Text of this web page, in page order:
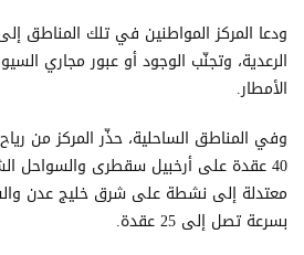
ودعا المركز المواطنين في تلك المناطق
الرعدية، وتجنّب الوجود أو عبور مجاري
الأمطار.
وفي المناطق الساحلية، حذّر المركز من
40 عقدة على أرخبيل سقطرى والسواحل
معتدلة إلى نشطة على شرق خليج عدن
بسرعة تصل إلى 25 عقدة.